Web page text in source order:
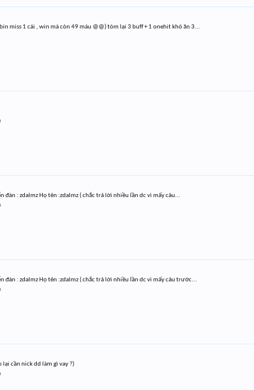
miss 1 cái , win mà còn 49 máu @@) tóm lại 3 buff + 1 onehit khó ăn 3...
: zdalmz Họ tên :zdalmz ( chắc trả lời nhiều lần dc vì mấy câu...
đàn : zdalmz Họ tên :zdalmz ( chắc trả lời nhiều lần dc vì mấy câu trước...
lại cần nick dd làm gì vay ?)